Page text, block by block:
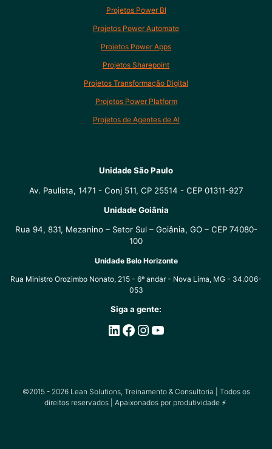
Projetos Power BI
Projetos Power Automate
Projetos Power Apps
Projetos Sharepoint
Projetos Transformação Digital
Projetos Power Platform
Projetos de Agentes de AI
Unidade São Paulo
Av. Paulista, 1471 - Conj 511, CP 25514 - CEP 01311-927
Unidade Goiânia
Rua 94, 831, Mezanino – Setor Sul – Goiânia, GO – CEP 74080-
100
Unidade Belo Horizonte
Rua Ministro Orozimbo Nonato, 215 - 6º andar - Nova Lima, MG - 34.006-
053
Siga a gente:
LinkedIn
Facebook
Instagram
Youtube
©2015 - 2026 Lean Solutions, Treinamento & Consultoria |
Todos os
direitos reservados | Apaixonados por produtividade ⚡️